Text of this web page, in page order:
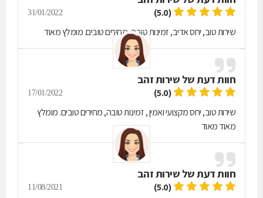
(5.0)
31/01/2022
שירות טוב, יחס אדיב, זמינות טובה, מחירים טובים. מומלץ מאוד
חוות דעת של שירות זהב
(5.0)
17/01/2022
שירות טוב, יחס מקצועי ואמין , זמינות טובה, מחירים טובים. מומלץ
מאוד מאוד
חוות דעת של שירות זהב
(5.0)
11/08/2021